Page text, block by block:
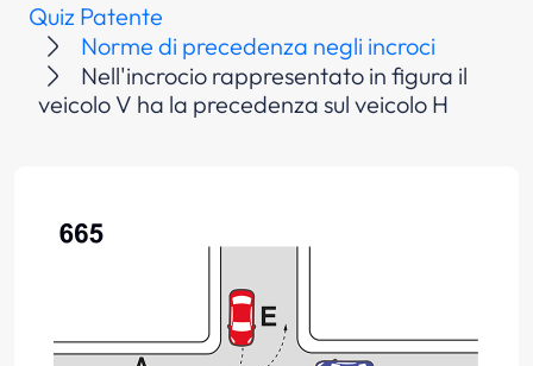
Quiz Patente
Norme di precedenza negli incroci
Nell'incrocio rappresentato in figura il
veicolo V ha la precedenza sul veicolo H